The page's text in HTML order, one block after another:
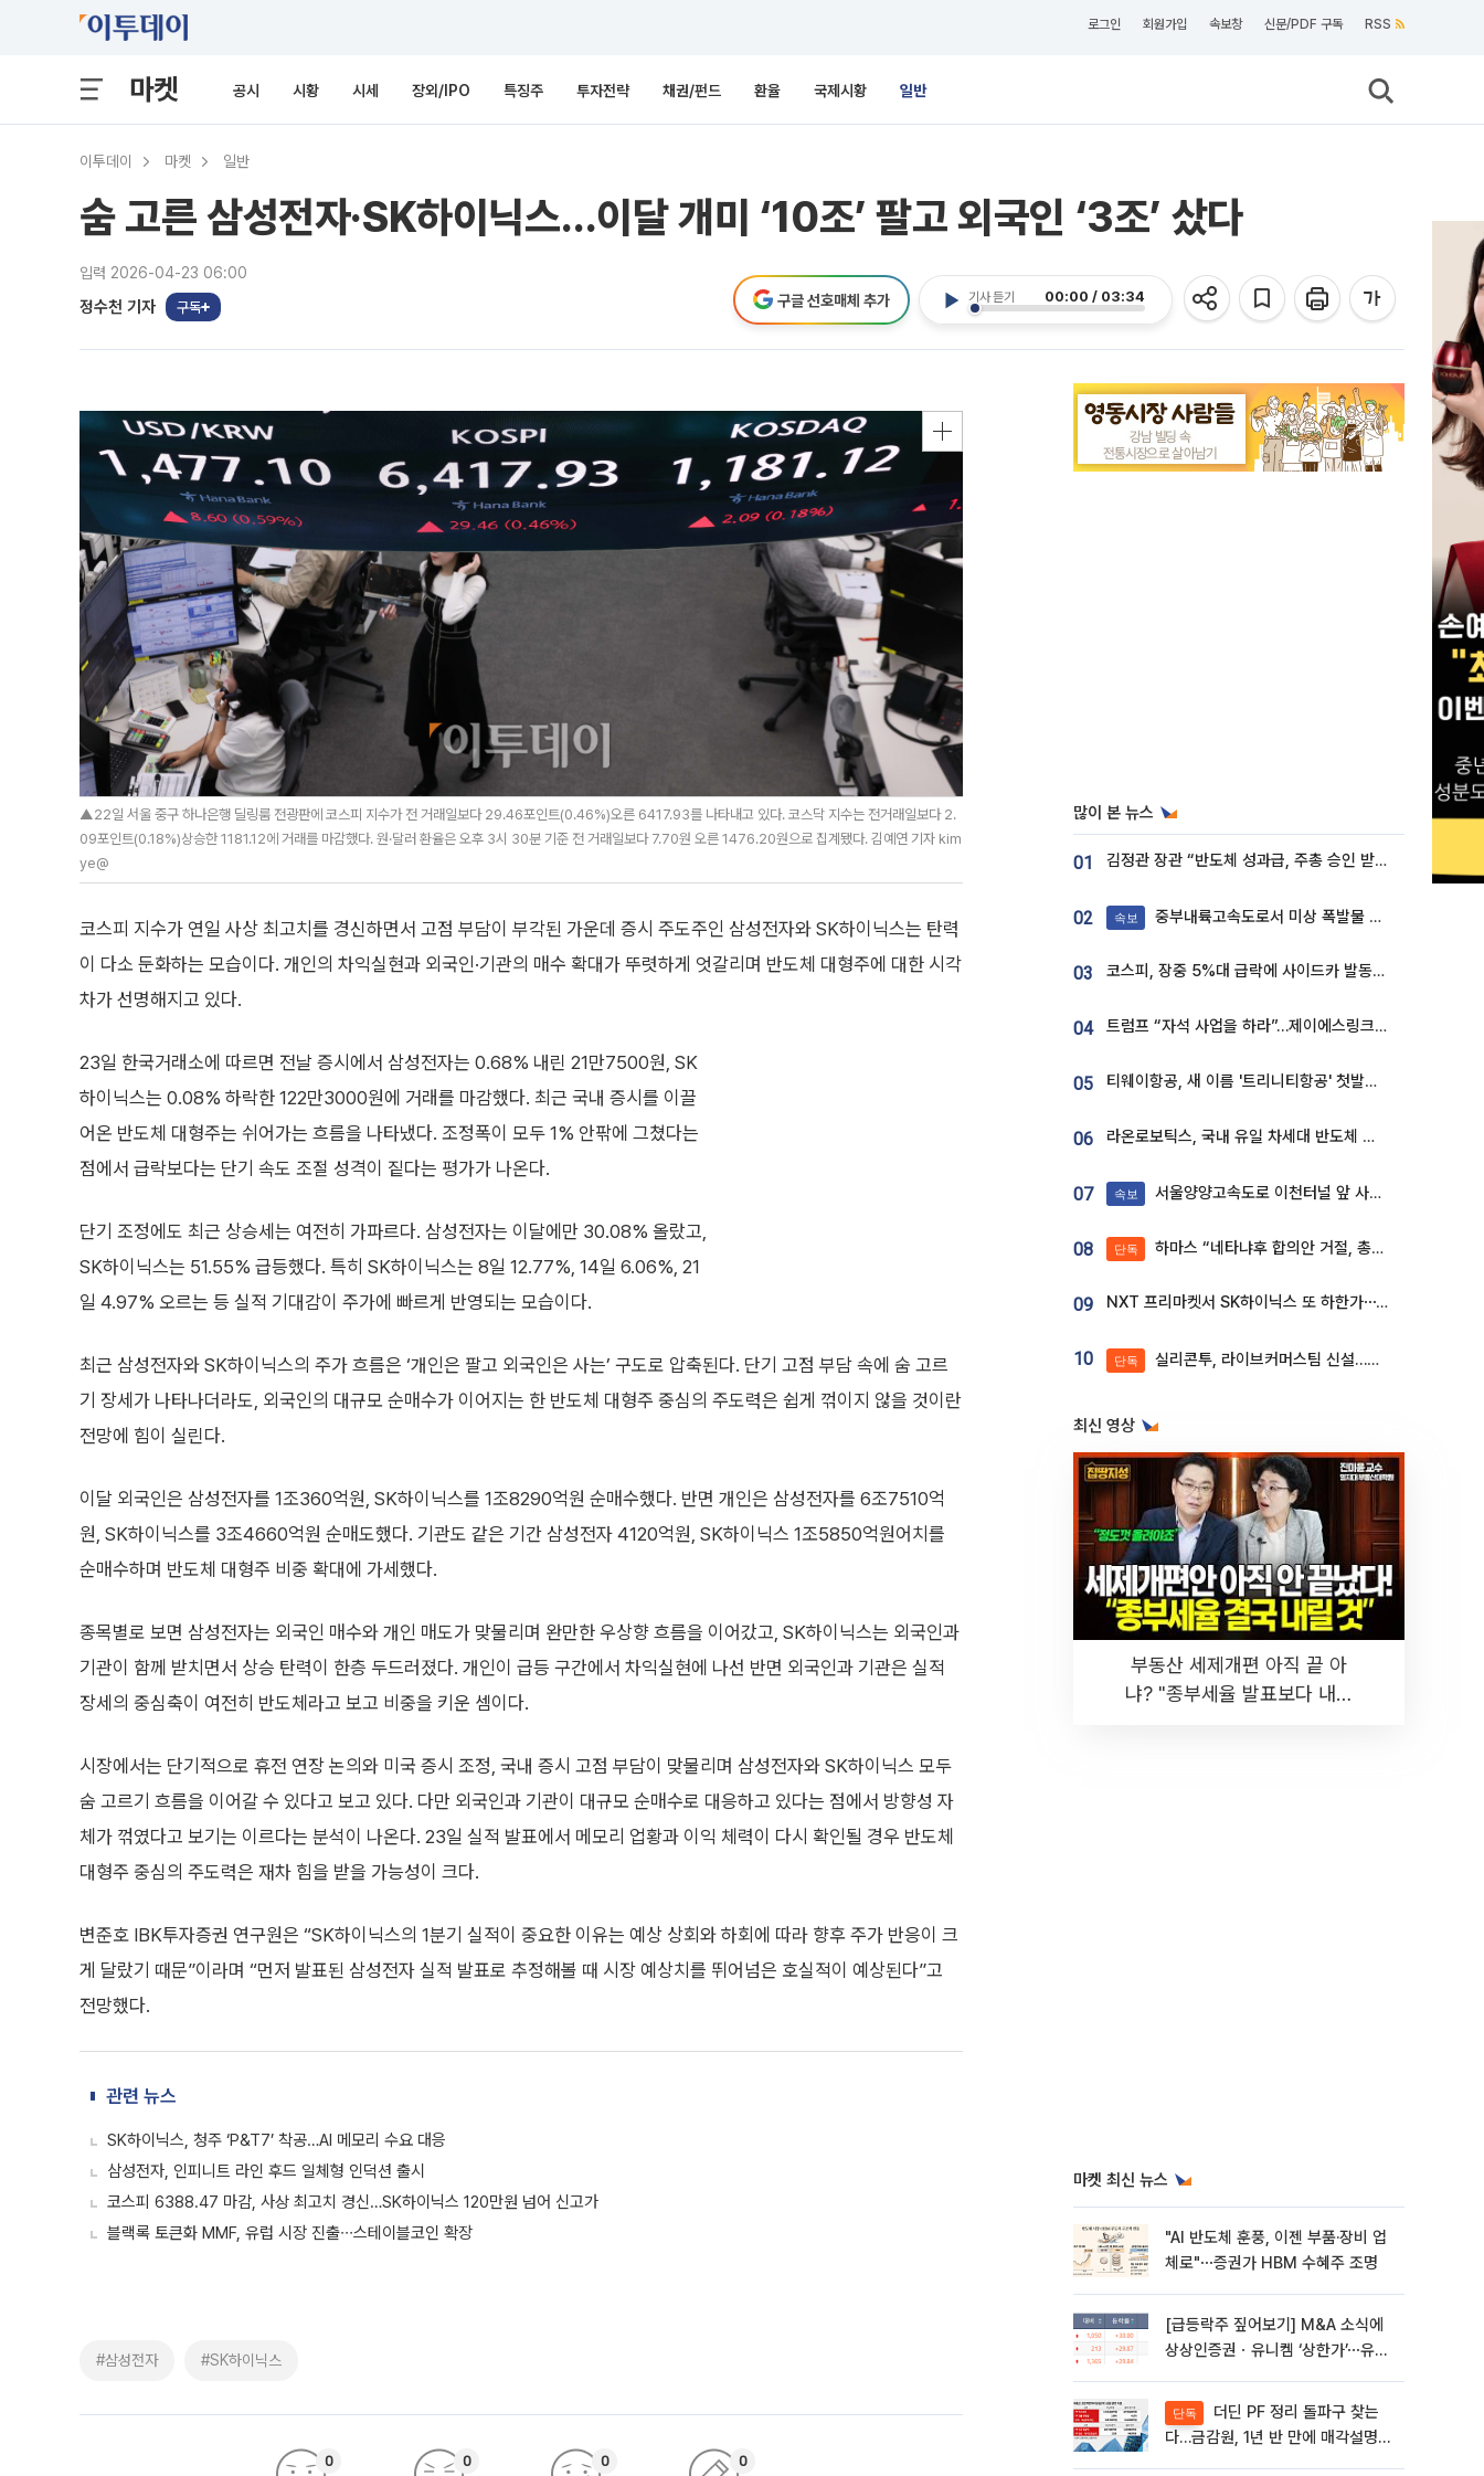
로그인 회원가입 속보창 신문/PDF 구독 RSS
마켓 공시 시황 시세 장외/IPO 특징주 투자전략 채권/펀드 환율 국제시황 일반
이투데이 마켓 일반
숨 고른 삼성전자·SK하이닉스…이달 개미 ‘10조’ 팔고 외국인 ‘3조’ 샀다
입력 2026-04-23 06:00
정수천 기자 구독
기사 듣기 00:00 / 03:34
구글 선호매체 추가
▲22일 서울 중구 하나은행 딜링룸 전광판에 코스피 지수가 전 거래일보다 29.46포인트(0.46%)오른 6417.93를 나타내고 있다. 코스닥 지수는 전거래일보다 2.
09포인트(0.18%)상승한 1181.12에 거래를 마감했다. 원·달러 환율은 오후 3시 30분 기준 전 거래일보다 7.70원 오른 1476.20원으로 집계됐다. 김예연 기자 kim
ye@
코스피 지수가 연일 사상 최고치를 경신하면서 고점 부담이 부각된 가운데 증시 주도주인 삼성전자와 SK하이닉스는 탄력
이 다소 둔화하는 모습이다. 개인의 차익실현과 외국인·기관의 매수 확대가 뚜렷하게 엇갈리며 반도체 대형주에 대한 시각
차가 선명해지고 있다.
23일 한국거래소에 따르면 전날 증시에서 삼성전자는 0.68% 내린 21만7500원, SK
하이닉스는 0.08% 하락한 122만3000원에 거래를 마감했다. 최근 국내 증시를 이끌
어온 반도체 대형주는 쉬어가는 흐름을 나타냈다. 조정폭이 모두 1% 안팎에 그쳤다는
점에서 급락보다는 단기 속도 조절 성격이 짙다는 평가가 나온다.
단기 조정에도 최근 상승세는 여전히 가파르다. 삼성전자는 이달에만 30.08% 올랐고,
SK하이닉스는 51.55% 급등했다. 특히 SK하이닉스는 8일 12.77%, 14일 6.06%, 21
일 4.97% 오르는 등 실적 기대감이 주가에 빠르게 반영되는 모습이다.
최근 삼성전자와 SK하이닉스의 주가 흐름은 ‘개인은 팔고 외국인은 사는’ 구도로 압축된다. 단기 고점 부담 속에 숨 고르
기 장세가 나타나더라도, 외국인의 대규모 순매수가 이어지는 한 반도체 대형주 중심의 주도력은 쉽게 꺾이지 않을 것이란
전망에 힘이 실린다.
이달 외국인은 삼성전자를 1조360억원, SK하이닉스를 1조8290억원 순매수했다. 반면 개인은 삼성전자를 6조7510억
원, SK하이닉스를 3조4660억원 순매도했다. 기관도 같은 기간 삼성전자 4120억원, SK하이닉스 1조5850억원어치를
순매수하며 반도체 대형주 비중 확대에 가세했다.
종목별로 보면 삼성전자는 외국인 매수와 개인 매도가 맞물리며 완만한 우상향 흐름을 이어갔고, SK하이닉스는 외국인과
기관이 함께 받치면서 상승 탄력이 한층 두드러졌다. 개인이 급등 구간에서 차익실현에 나선 반면 외국인과 기관은 실적
장세의 중심축이 여전히 반도체라고 보고 비중을 키운 셈이다.
시장에서는 단기적으로 휴전 연장 논의와 미국 증시 조정, 국내 증시 고점 부담이 맞물리며 삼성전자와 SK하이닉스 모두
숨 고르기 흐름을 이어갈 수 있다고 보고 있다. 다만 외국인과 기관이 대규모 순매수로 대응하고 있다는 점에서 방향성 자
체가 꺾였다고 보기는 이르다는 분석이 나온다. 23일 실적 발표에서 메모리 업황과 이익 체력이 다시 확인될 경우 반도체
대형주 중심의 주도력은 재차 힘을 받을 가능성이 크다.
변준호 IBK투자증권 연구원은 “SK하이닉스의 1분기 실적이 중요한 이유는 예상 상회와 하회에 따라 향후 주가 반응이 크
게 달랐기 때문”이라며 “먼저 발표된 삼성전자 실적 발표로 추정해볼 때 시장 예상치를 뛰어넘은 호실적이 예상된다”고
전망했다.
관련 뉴스
SK하이닉스, 청주 ‘P&T7’ 착공…AI 메모리 수요 대응
삼성전자, 인피니트 라인 후드 일체형 인덕션 출시
코스피 6388.47 마감, 사상 최고치 경신…SK하이닉스 120만원 넘어 신고가
블랙록 토큰화 MMF, 유럽 시장 진출∙∙∙스테이블코인 확장
#삼성전자 #SK하이닉스
0 0 0 0
많이 본 뉴스
01 김정관 장관 “반도체 성과급, 주총 승인 받도록”…상법·자본시장법 개정 시사
02 속보 중부내륙고속도로서 미상 폭발물 발견
03 코스피, 장중 5%대 급락에 사이드카 발동…삼성·SK 동반 폭락
04 트럼프 “자석 사업을 하라”…제이에스링크, 비중국 영구자석 공급망 구축 속도
05 티웨이항공, 새 이름 '트리니티항공' 첫발…SSC 전략 본격화
06 라온로보틱스, 국내 유일 차세대 반도체 공정 로봇 개발 ‘고객사 테스트 진행’
07 속보 서울양양고속도로 이천터널 앞 사고 발생
08 단독 하마스 “네타냐후 합의안 거절, 총선 앞두고 시간 끌기”
09 NXT 프리마켓서 SK하이닉스 또 하한가⋯‘11주 거래’에 시초가 왜곡
10 단독 실리콘투, 라이브커머스팀 신설…K뷰티 ‘글로벌 판매망’ 확대[K뷰티 라방戰]
최신 영상
부동산 세제개편 아직 끝 아
냐? "종부세율 발표보다 내릴
마켓 최신 뉴스
"AI 반도체 훈풍, 이젠 부품·장비 업
체로"⋯증권가 HBM 수혜주 조명
[급등락주 짚어보기] M&A 소식에
상상인증권ㆍ유니켐 ‘상한가’⋯유증
단독
다…금감원, 1년 반 만에 매각설명회